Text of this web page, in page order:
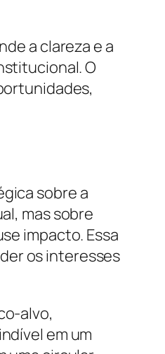
a clareza e a
O
sobre a
mas sobre
impacto. Essa
os interesses
alvo,
em um